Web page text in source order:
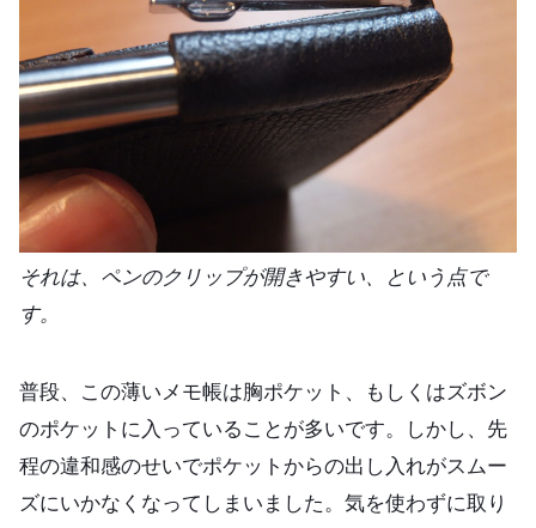
それは、ペンのクリップが開きやすい、という点で
す。
普段、この薄いメモ帳は胸ポケット、もしくはズボン
のポケットに入っていることが多いです。しかし、先
程の違和感のせいでポケットからの出し入れがスムー
ズにいかなくなってしまいました。気を使わずに取り